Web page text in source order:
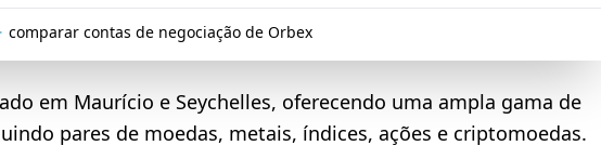
comparar contas de negociação de Orbex
em Maurício e Seychelles, oferecendo uma ampla gama de
pares de moedas, metais, índices, ações e criptomoedas.